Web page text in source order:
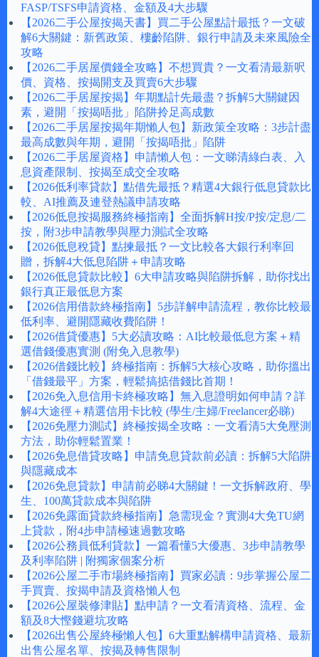
FASP/TSFS申請資格、金額及4大步驟
【2026二手公屋按揭天書】買二手公屋點計最抵？一文破
解6大關鍵：新舊政策、樓齡陷阱、銀行申請及未來風險全
攻略
【2026二手居屋價錢全攻略】不想買貴？一文看清最新呎
價、資格、按揭開支及買賣6大步驟
【2026二手居屋按揭】年期點計先最盡？拆解5大關鍵因
素，避開「按揭唔批」陷阱拎足高成數
【2026二手居屋按揭年期懶人包】新政策全攻略：3步計盡
最高成數與年期，避開「按揭唔批」陷阱
【2026二手居屋資格】申請懶人包：一文睇清綠白表、入
息資產限制、按揭至成交全攻略
【2026低利率貸款】點借先最抵？精選4大銀行低息貸款比
較、AI推薦及連登熱議申請攻略
【2026低息按揭服務終極指南】全面拆解H按/P按/定息/二
按，附3步申請教學與壓力測試全攻略
【2026低息稅貸】點揀最抵？一文比較各大銀行利率回
贈，拆解4大低息陷阱＋申請攻略
【2026低息貸款比較】6大申請攻略與陷阱拆解，助你找出
銀行真正最低息方案
【2026信用借款終極指南】5步詳解申請流程，教你比較最
低利率、避開隱藏收費陷阱！
【2026借貸優惠】5大必讀攻略：AI比較最低息方案＋精
選借錢優惠實測 (附免入息教學)
【2026借錢比較】終極指南：拆解5大核心攻略，助你搵出
「借錢最平」方案，輕鬆搞掂借錢比首期！
【2026免入息信用卡終極攻略】無入息證明如何申請？詳
解4大途徑＋精選信用卡比較 (學生/主婦/Freelancer必睇)
【2026免壓力測試】終極按揭全攻略：一文看清5大免壓測
方法，助你輕鬆置業！
【2026免息借貸攻略】申請免息貸款前必讀：拆解5大陷阱
與隱藏成本
【2026免息貸款】申請前必睇4大關鍵！一文拆解政府、學
生、100萬貸款成本與陷阱
【2026免露面貸款終極指南】急需現金？實測4大免TU網
上貸款，附4步申請極速過數攻略
【2026公務員低利貸款】一篇看懂5大優惠、3步申請教學
及利率陷阱 | 附獨家個案分析
【2026公屋二手市場終極指南】買家必讀：9步掌握公屋二
手買賣、按揭申請及資格懶人包
【2026公屋裝修津貼】點申請？一文看清資格、流程、金
額及8大慳錢避坑攻略
【2026出售公屋終極懶人包】6大重點解構申請資格、最新
出售公屋名單、按揭及轉售限制